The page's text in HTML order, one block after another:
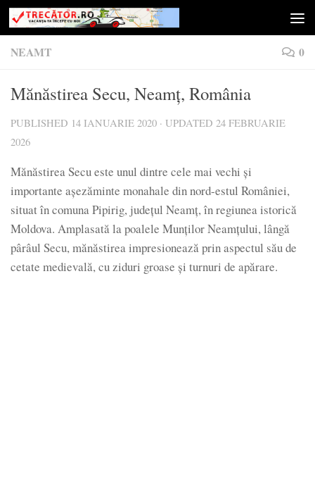
Skip to content
NEAMT 0
Mănăstirea Secu, Neamț, România
PUBLISHED 14 IANUARIE 2020 · UPDATED 24 FEBRUARIE
2026
Mănăstirea Secu este unul dintre cele mai vechi și
importante așezăminte monahale din nord-estul României,
situat în comuna Pipirig, județul Neamț, în regiunea istorică
Moldova. Amplasată la poalele Munților Neamțului, lângă
pârâul Secu, mănăstirea impresionează prin aspectul său de
cetate medievală, cu ziduri groase și turnuri de apărare.